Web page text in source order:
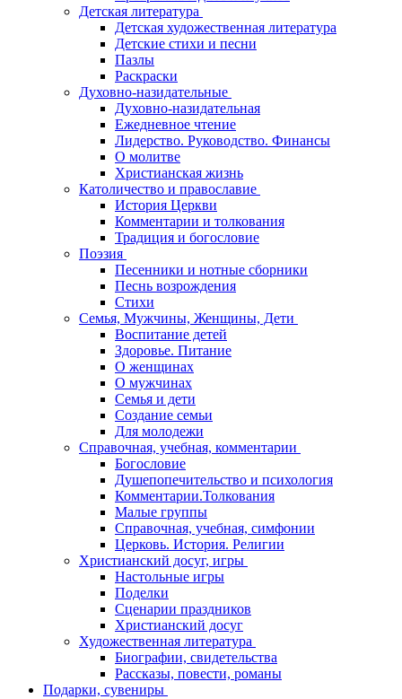
Детская литература
Детская художественная литература
Детские стихи и песни
Пазлы
Раскраски
Духовно-назидательные
Духовно-назидательная
Ежедневное чтение
Лидерство. Руководство. Финансы
О молитве
Христианская жизнь
Католичество и православие
История Церкви
Комментарии и толкования
Традиция и богословие
Поэзия
Песенники и нотные сборники
Песнь возрождения
Стихи
Семья, Мужчины, Женщины, Дети
Воспитание детей
Здоровье. Питание
О женщинах
О мужчинах
Семья и дети
Создание семьи
Для молодежи
Справочная, учебная, комментарии
Богословие
Душепопечительство и психология
Комментарии.Толкования
Малые группы
Справочная, учебная, симфонии
Церковь. История. Религии
Христианский досуг, игры
Настольные игры
Поделки
Сценарии праздников
Христианский досуг
Художественная литература
Биографии, свидетельства
Рассказы, повести, романы
Подарки, сувениры